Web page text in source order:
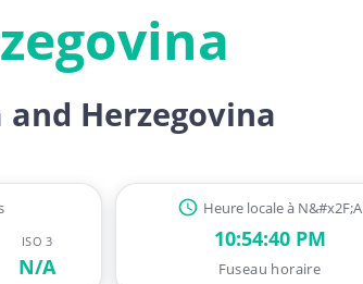
and Herzegovina
ISO 3
N/A
Heure locale à N&#x2F;A
10:54:41 PM
Fuseau horaire